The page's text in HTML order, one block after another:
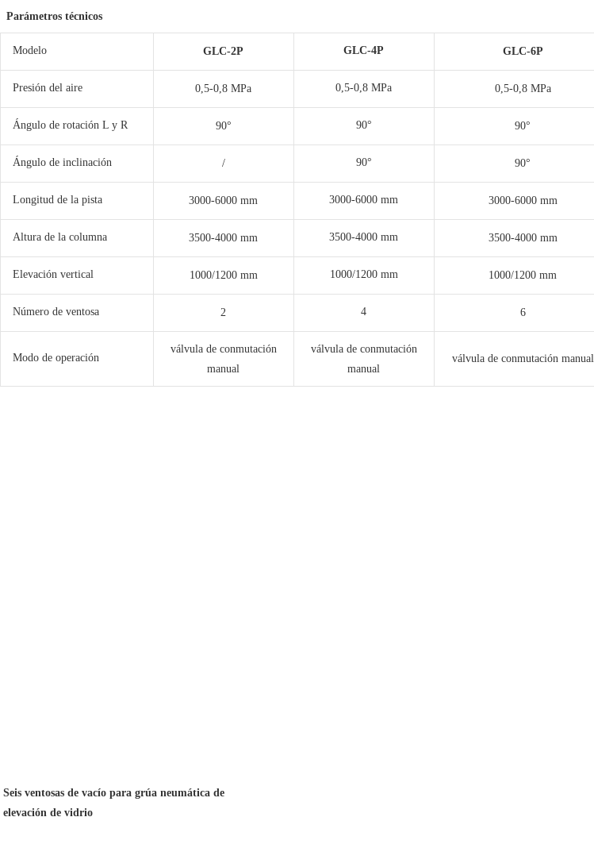
Parámetros técnicos
Modelo GLC-2P GLC-4P GLC-6P
Presión del aire 0,5-0,8 MPa 0,5-0,8 MPa 0,5-0,8 MPa
Ángulo de rotación L y R 90° 90° 90°
Ángulo de inclinación / 90° 90°
Longitud de la pista 3000-6000 mm 3000-6000 mm 3000-6000 mm
Altura de la columna 3500-4000 mm 3500-4000 mm 3500-4000 mm
Elevación vertical 1000/1200 mm 1000/1200 mm 1000/1200 mm
Número de ventosa 2 4 6
Modo de operación
válvula de conmutación
manual
válvula de conmutación
manual
válvula de conmutación manual
Seis ventosas de vacío para grúa neumática de
elevación de vidrio